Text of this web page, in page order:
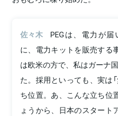
佐々木
PEGは、電力が
に、電力キットを販売する
は欧米の方で、私はガーナ
た。採用といっても、実は
ち位置。あ、こんな立ち位
ょうから、日本のスタート